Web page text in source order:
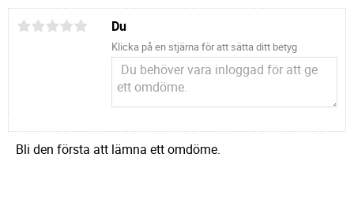
Du
Klicka på en stjärna för att sätta ditt betyg
Bli den första att lämna ett omdöme.